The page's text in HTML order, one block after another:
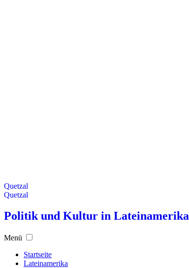
Quetzal
Quetzal
Politik und Kultur in Lateinamerika
Menü
Startseite
Lateinamerika